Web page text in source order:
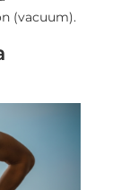
(vacuum).